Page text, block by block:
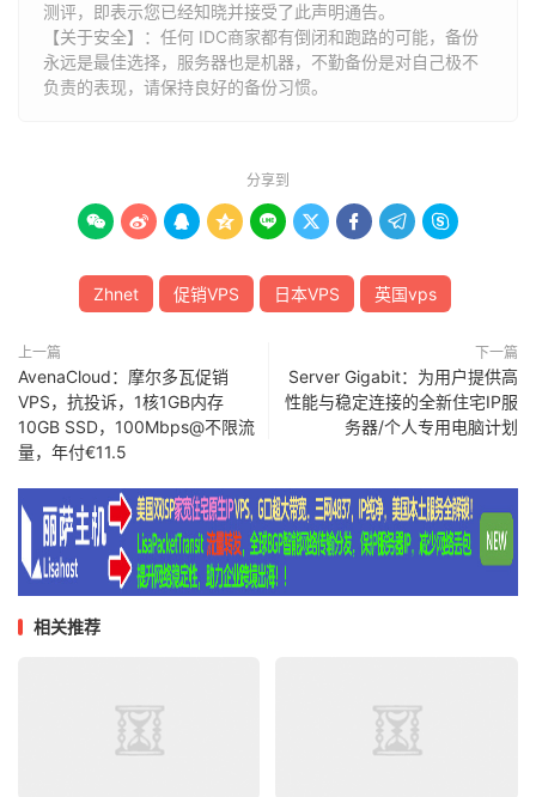
测评，即表示您已经知晓并接受了此声明通告。
【关于安全】：任何 IDC商家都有倒闭和跑路的可能，备份
永远是最佳选择，服务器也是机器，不勤备份是对自己极不
负责的表现，请保持良好的备份习惯。
分享到
        
Zhnet 促销VPS 日本VPS 英国vps
上一篇
AvenaCloud：摩尔多瓦促销
VPS，抗投诉，1核1GB内存
10GB SSD，100Mbps@不限流
量，年付€11.5
下一篇
Server Gigabit：为用户提供高
性能与稳定连接的全新住宅IP服
务器/个人专用电脑计划
相关推荐